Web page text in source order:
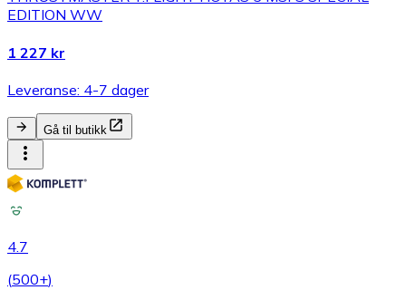
EDITION WW
1 227 kr
Leveranse: 4-7 dager
Gå til butikk
4.7
(500+)